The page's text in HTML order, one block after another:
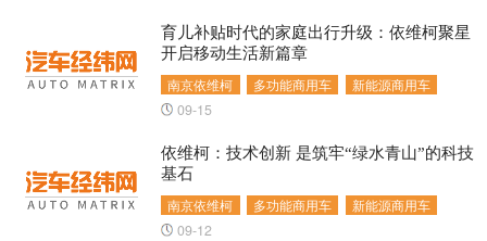
南京依维柯 多功能商用车 新能源商用车
育儿补贴时代的家庭出行升级：依维柯聚星
开启移动生活新篇章
09-15
南京依维柯 多功能商用车 新能源商用车
依维柯：技术创新 是筑牢“绿水青山”的科技
基石
09-12